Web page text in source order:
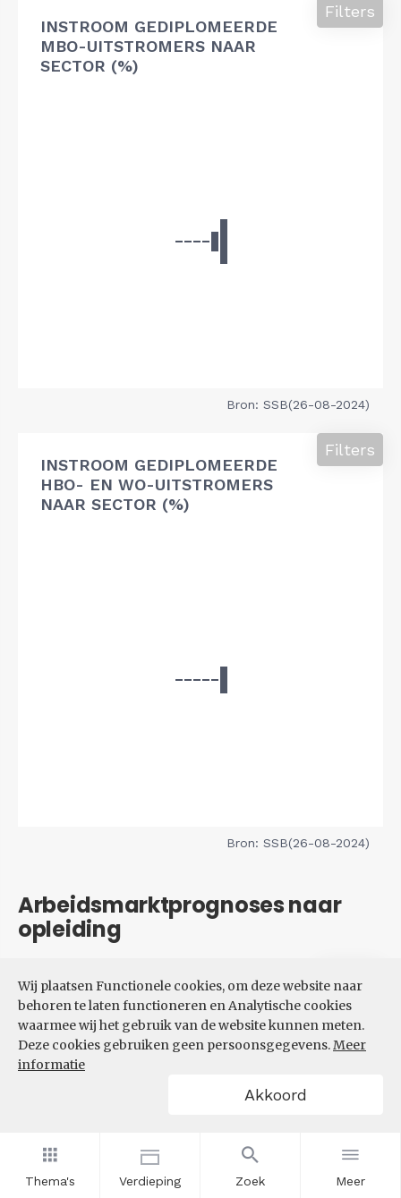
Thema's Verdieping Zoek Meer
Wij plaatsen Functionele cookies, om deze website naar
behoren te laten functioneren en Analytische cookies
waarmee wij het gebruik van de website kunnen meten.
Deze cookies gebruiken geen persoonsgegevens.Meer
informatie
Akkoord
INSTROOM GEDIPLOMEERDE
MBO-UITSTROMERS NAAR
SECTOR (%)
Filters
Bron: SSB(26-08-2024)
INSTROOM GEDIPLOMEERDE
HBO- EN WO-UITSTROMERS
NAAR SECTOR (%)
Filters
Bron: SSB(26-08-2024)
Arbeidsmarktprognoses naar
opleiding
VERWACHTE UITBREIDINGS-
EN VERVANGINGSVRAAG NAAR
OPLEIDINGSNIVEAU
Filters